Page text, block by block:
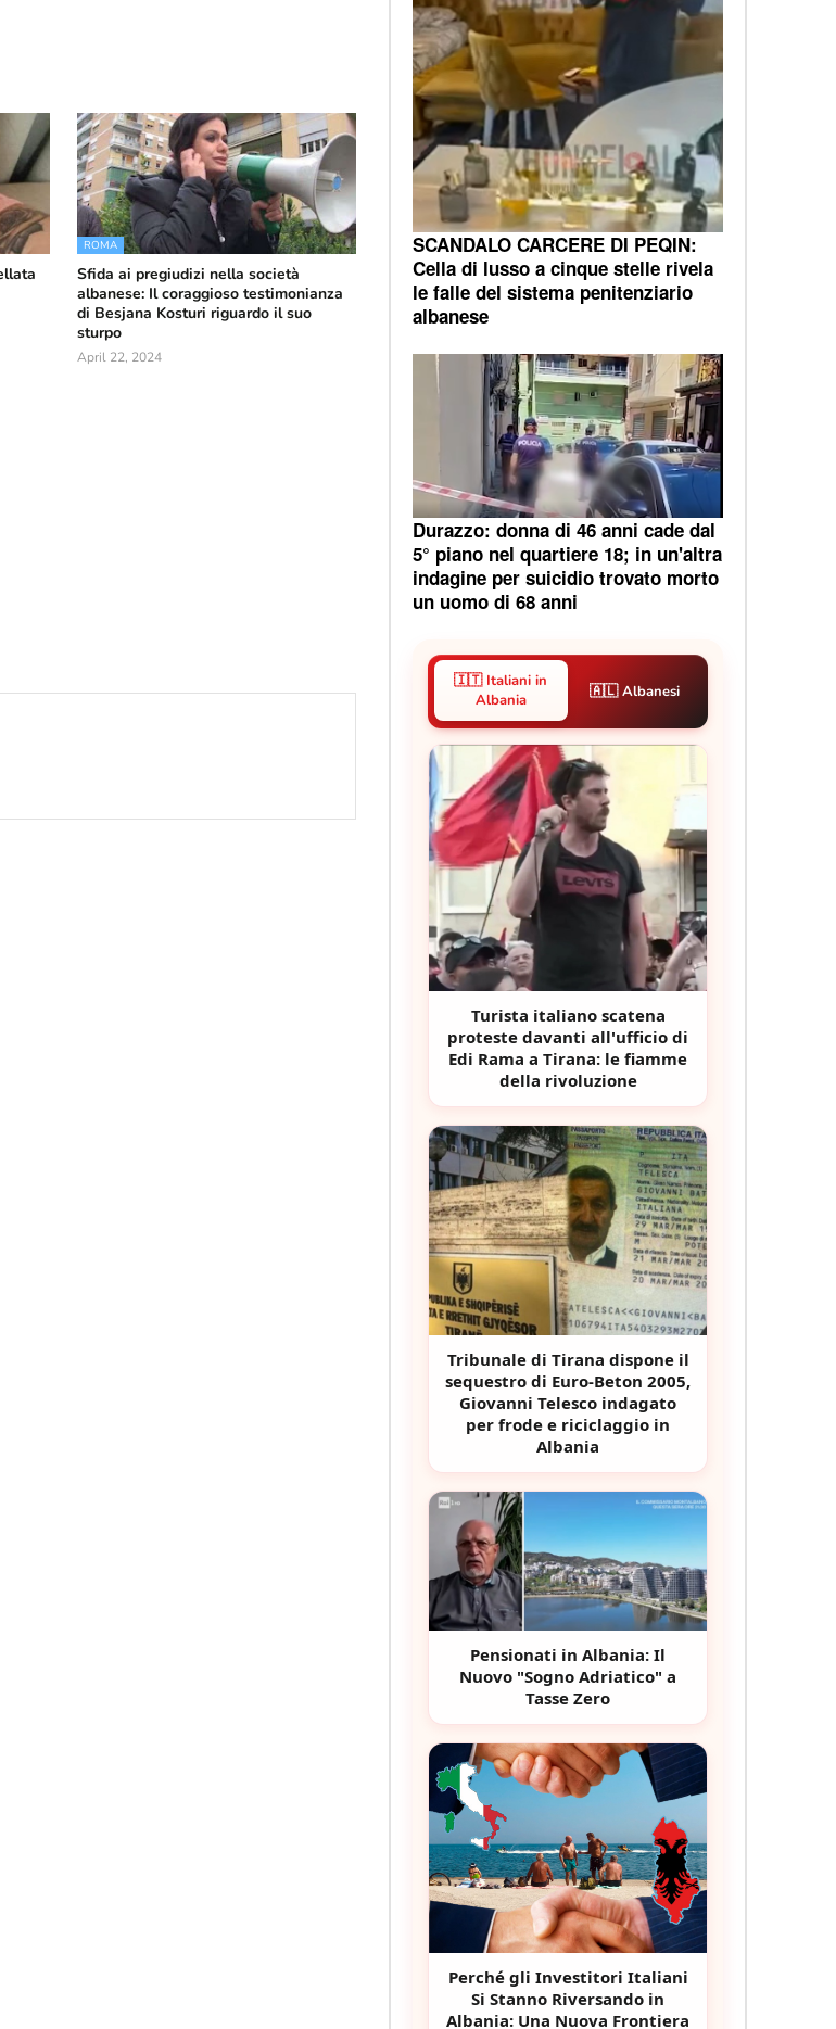
ROMA
Sfida ai pregiudizi nella società
albanese: Il coraggioso testimonianza
di Besjana Kosturi riguardo il suo
sturpo
April 22, 2024
SCANDALO CARCERE DI PEQIN:
Cella di lusso a cinque stelle rivela
le falle del sistema penitenziario
albanese
Durazzo: donna di 46 anni cade dal
5° piano nel quartiere 18; in un'altra
indagine per suicidio trovato morto
un uomo di 68 anni
🇮🇹 Italiani in
Albania
🇦🇱 Albanesi
Turista italiano scatena
proteste davanti all'ufficio di
Edi Rama a Tirana: le fiamme
della rivoluzione
Tribunale di Tirana dispone il
sequestro di Euro-Beton 2005,
Giovanni Telesco indagato
per frode e riciclaggio in
Albania
Pensionati in Albania: Il
Nuovo "Sogno Adriatico" a
Tasse Zero
Perché gli Investitori Italiani
Si Stanno Riversando in
Albania: Una Nuova Frontiera